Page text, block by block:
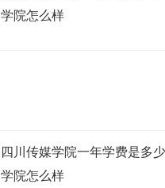
学院怎么样
四川传媒学院一年学费是多
学院怎么样